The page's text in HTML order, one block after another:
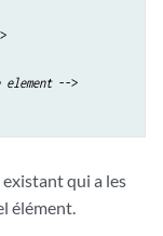
-->
existant qui a les
élément.